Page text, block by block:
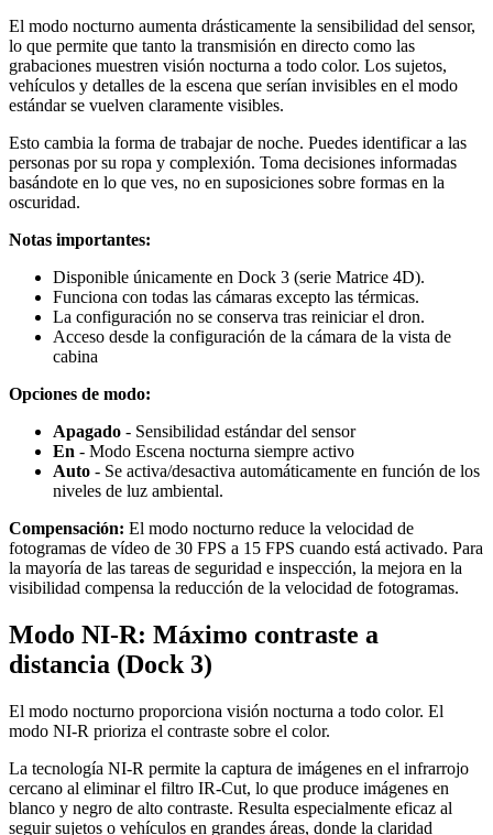
El modo nocturno aumenta drásticamente la sensibilidad del sensor,
lo que permite que tanto la transmisión en directo como las
grabaciones muestren visión nocturna a todo color. Los sujetos,
vehículos y detalles de la escena que serían invisibles en el modo
estándar se vuelven claramente visibles.
Esto cambia la forma de trabajar de noche. Puedes identificar a las
personas por su ropa y complexión. Toma decisiones informadas
basándote en lo que ves, no en suposiciones sobre formas en la
oscuridad.
Notas importantes:
Disponible únicamente en Dock 3 (serie Matrice 4D).
Funciona con todas las cámaras excepto las térmicas.
La configuración no se conserva tras reiniciar el dron.
Acceso desde la configuración de la cámara de la vista de
cabina
Opciones de modo:
Apagado - Sensibilidad estándar del sensor
En - Modo Escena nocturna siempre activo
Auto - Se activa/desactiva automáticamente en función de los
niveles de luz ambiental.
Compensación: El modo nocturno reduce la velocidad de
fotogramas de vídeo de 30 FPS a 15 FPS cuando está activado. Para
la mayoría de las tareas de seguridad e inspección, la mejora en la
visibilidad compensa la reducción de la velocidad de fotogramas.
Modo NI-R: Máximo contraste a
distancia (Dock 3)
El modo nocturno proporciona visión nocturna a todo color. El
modo NI-R prioriza el contraste sobre el color.
La tecnología NI-R permite la captura de imágenes en el infrarrojo
cercano al eliminar el filtro IR-Cut, lo que produce imágenes en
blanco y negro de alto contraste. Resulta especialmente eficaz al
seguir sujetos o vehículos en grandes áreas, donde la claridad